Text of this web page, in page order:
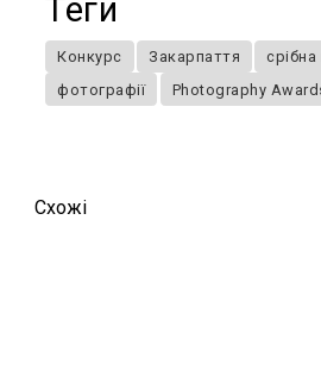
Теги
Конкурс Закарпаття
фотографії
Photography
Схожi